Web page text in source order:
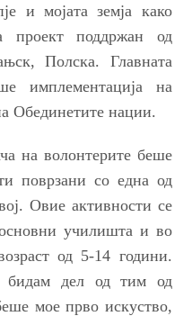
и мојата земја како
проект поддржан од
Полска. Главната
имплементација на
Обединетите нации.
на волонтерите беше
поврзани со една од
Овие активности се
училишта и во
од 5-14 години.
дел од тим од
мое прво искуство,